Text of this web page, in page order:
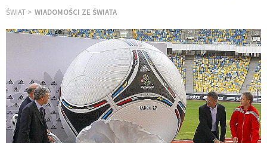
ŚWIAT WIADOMOŚCI ZE ŚWIATA